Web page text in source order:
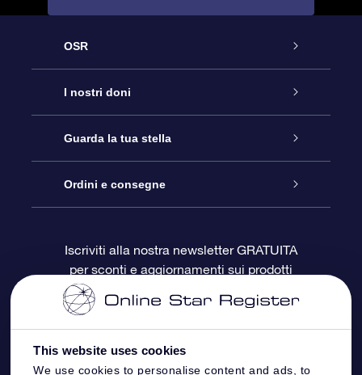
This website uses cookies
We use cookies to personalise content and ads, to
OSR
Assistenza
Contattaci
Blog
OSR Recensioni
I nostri doni
Online Star Gift
Pacchetto regalo OSR
Gift Card OSR
Doni aziendali
Guarda la tua stella
Registro stellare
Star Page personalizzata
One Million Stars
OSR Starsaver
Ordini e consegne
Informazioni di Pagamento
Informazioni di Spedizione
Politica di reso
Iscriviti alla nostra newsletter GRATUITA
per sconti e aggiornamenti sui prodotti